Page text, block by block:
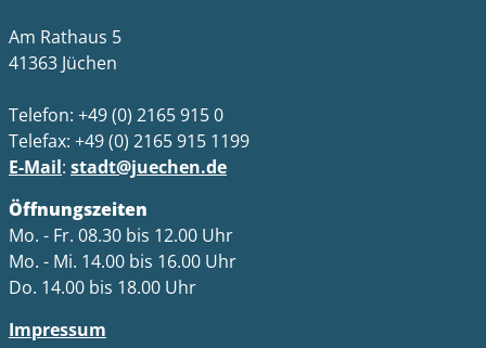
Am Rathaus 5
41363 Jüchen
Telefon: +49 (0) 2165 915 0
Telefax: +49 (0) 2165 915 1199
E-Mail: stadt@juechen.de
Öffnungszeiten
Mo. - Fr. 08.30 bis 12.00 Uhr
Mo. - Mi. 14.00 bis 16.00 Uhr
Do. 14.00 bis 18.00 Uhr
Impressum